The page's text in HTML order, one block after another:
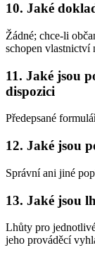
10. Jaké
Žádné; chce-li
schopen vlastnictví
11. Jaké jsou
dispozici
Předepsané
12. Jaké jsou
Správní ani jiné
13. Jaké jsou
Lhůty pro
jeho prováděcí